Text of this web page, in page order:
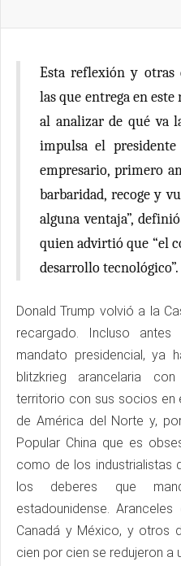
Esta reflexión y otras
las que entrega en
al analizar de qué va
impulsa el presidente
empresario, primero
barbaridad, recoge y
alguna ventaja”,
quien advirtió que “el
desarrollo tecnológico”.
Donald Trump volvió a la
recargado. Incluso
mandato presidencial, ya
blitzkrieg arancelaria
territorio con sus socios en
de América del Norte y,
Popular China que es
como de los industrialistas
los deberes que
estadounidense.
Canadá y México, y otros
cien por cien se redujeron a